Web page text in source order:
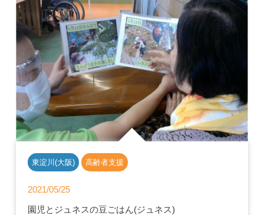
東淀川(大阪) 高齢者支援
2021/05/25
園児とジュネスの豆ごはん(ジュネス)